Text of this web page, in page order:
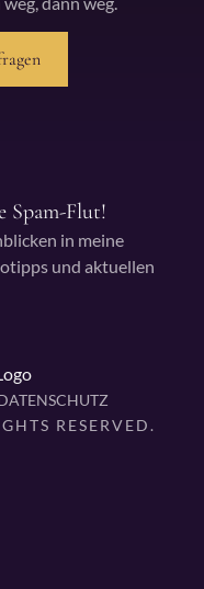
RESERVED.
Spam-Flut!
in meine
und aktuellen